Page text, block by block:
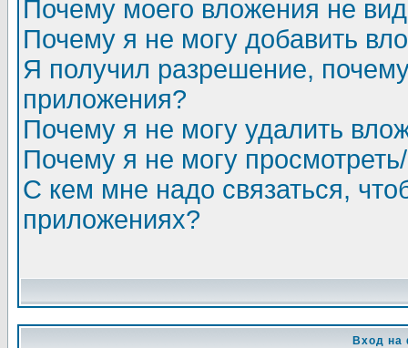
Почему моего вложения не
Почему я не могу добавить
Я получил разрешение,
приложения?
Почему я не могу удалить
Почему я не могу
С кем мне надо связаться,
приложениях?
Вход на